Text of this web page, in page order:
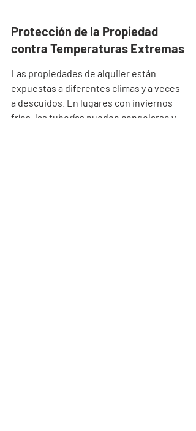
Protección de la Propiedad
contra Temperaturas Extremas
Las propiedades de alquiler están
expuestas a diferentes climas y a veces
a descuidos. En lugares con inviernos
fríos, las tuberías pueden congelarse y